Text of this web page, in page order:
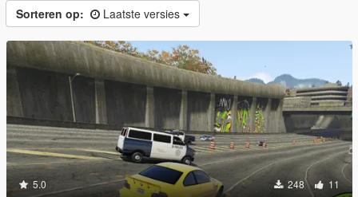
Sorteren op: Laatste versies
5.0 248 11